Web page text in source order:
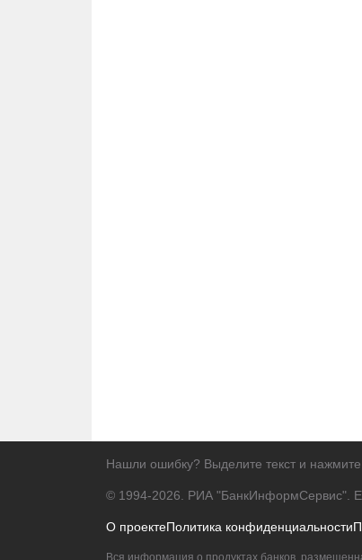
Нашли ошибку? Выделите текст и нажмите
© 1994-2026. РИА "БанкИнформСервис".
О проектеПолитика конфиденциальности
Вся информация о продуктах банков,